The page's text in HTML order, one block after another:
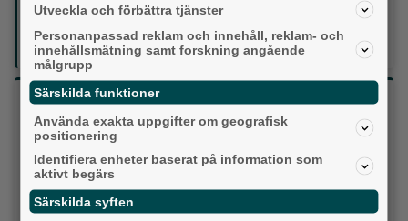
Din enda lokaltidning som kommer på papper och är helt
GRATIS!
Lokalpressen, på webben, i brevlådan och sociala medier.
Vilket parti skulle du rösta på om det var val
idag?
Socialdemokraterna
Moderaterna
Utveckla och förbättra tjänster
Personanpassad reklam och innehåll, reklam- och
innehållsmätning samt forskning angående
målgrupp
Särskilda funktioner
Använda exakta uppgifter om geografisk
positionering
Identifiera enheter baserat på information som
aktivt begärs
Särskilda syften